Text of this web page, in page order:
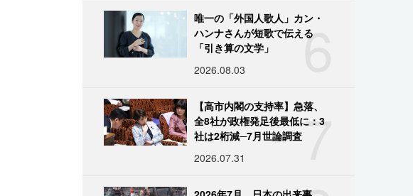
6
唯一の「外国人歌人」カン・
ハンナさんが短歌で伝える
「引き算の文学」
2026.08.03
7
【高市内閣の支持率】急落、
全8社が政権発足後最低に：3
社は2桁減─7月世論調査
2026.07.31